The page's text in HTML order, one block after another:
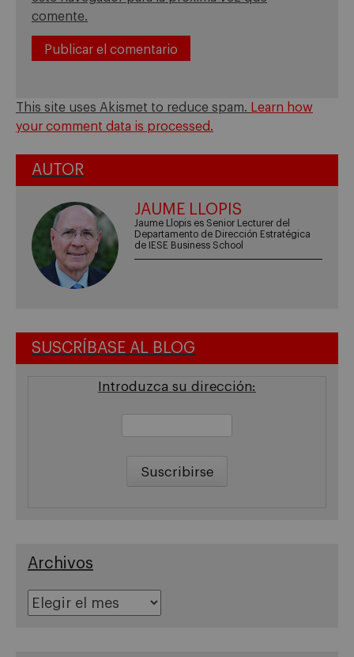
comente.
This site uses Akismet to reduce spam. Learn how
your comment data is processed.
AUTOR
JAUME LLOPIS
Jaume Llopis es Senior Lecturer del
Departamento de Dirección Estratégica
de IESE Business School
SUSCRÍBASE AL BLOG
Introduzca su dirección:
Archivos